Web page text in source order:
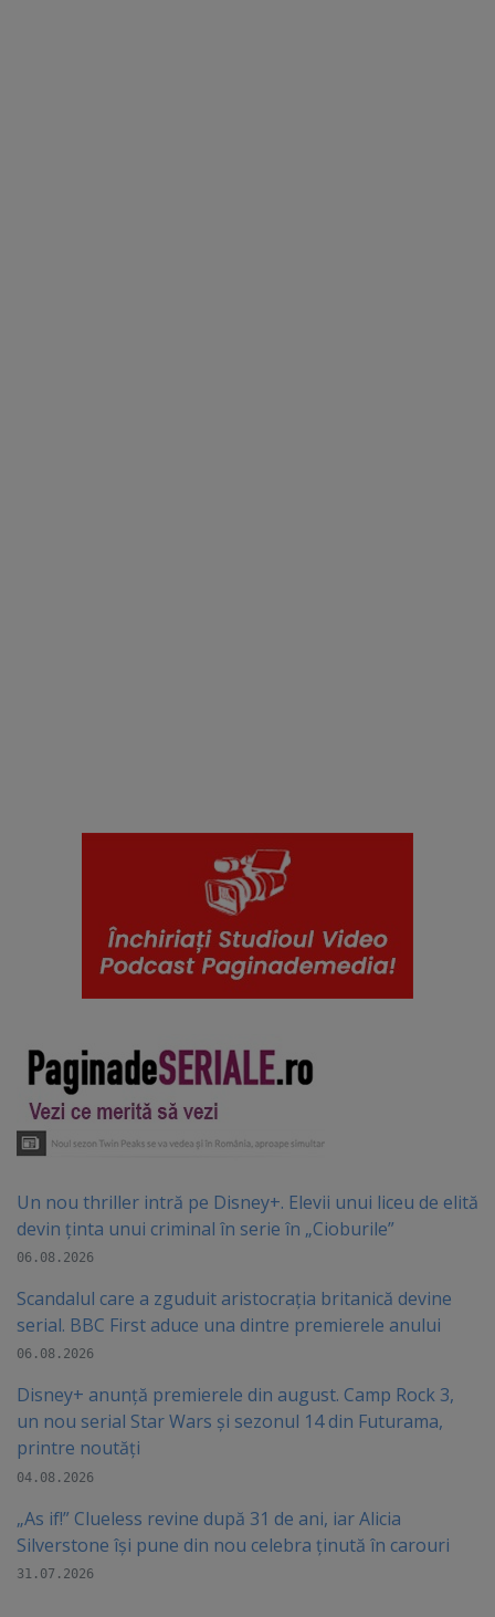
Un nou thriller intră pe Disney+. Elevii unui liceu de elită
devin ținta unui criminal în serie în „Cioburile”
06.08.2026
Scandalul care a zguduit aristocrația britanică devine
serial. BBC First aduce una dintre premierele anului
06.08.2026
Disney+ anunță premierele din august. Camp Rock 3,
un nou serial Star Wars și sezonul 14 din Futurama,
printre noutăți
04.08.2026
„As if!” Clueless revine după 31 de ani, iar Alicia
Silverstone își pune din nou celebra ținută în carouri
31.07.2026